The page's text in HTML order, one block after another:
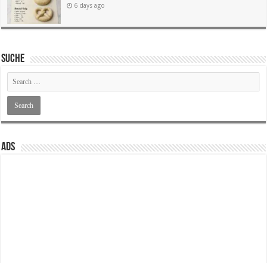
6 days ago
SUCHE
ADS